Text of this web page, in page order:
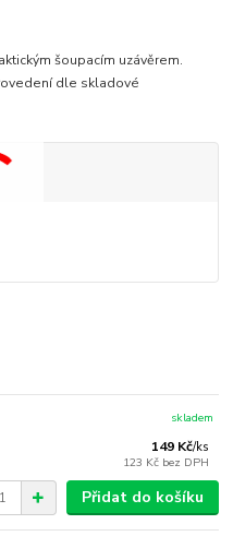
šoupacím uzávěrem.
dle skladové
149 Kč/ks
123 Kč bez DPH
skladem
Přidat do košíku